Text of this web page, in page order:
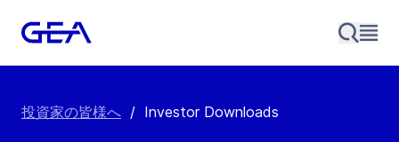
投資家の皆様へ / Investor Downloads